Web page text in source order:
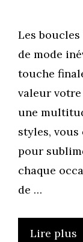
Les boucles
de mode
touche
valeur votre
une
styles,
pour
chaque
de …
Lire plus